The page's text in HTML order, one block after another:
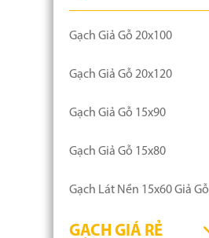
Gạch Giả Gỗ 20x100
Gạch Giả Gỗ 20x120
Gạch Giả Gỗ 15x90
Gạch Giả Gỗ 15x80
Gạch Lát Nền 15x60 Giả Gỗ
GẠCH GIÁ RẺ